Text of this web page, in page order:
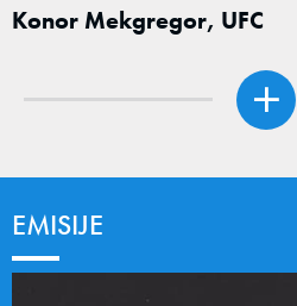
Konor Mekgregor, UFC
EMISIJE